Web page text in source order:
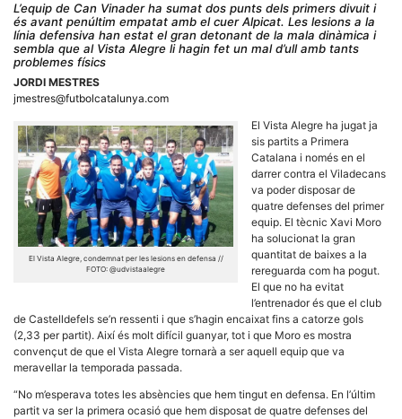
L’equip de Can Vinader ha sumat dos punts dels primers divuit i
és avant penúltim empatat amb el cuer Alpicat. Les lesions a la
línia defensiva han estat el gran detonant de la mala dinàmica i
sembla que al Vista Alegre li hagin fet un mal d’ull amb tants
problemes físics
JORDI MESTRES
jmestres@futbolcatalunya.com
El Vista Alegre, condemnat per les lesions en defensa //
FOTO: @udvistaalegre
El Vista Alegre ha jugat ja
sis partits a Primera
Catalana i només en el
darrer contra el Viladecans
va poder disposar de
quatre defenses del primer
equip. El tècnic Xavi Moro
ha solucionat la gran
quantitat de baixes a la
rereguarda com ha pogut.
El que no ha evitat
l’entrenador és que el club
de Castelldefels se’n ressenti i que s’hagin encaixat fins a catorze gols
(2,33 per partit). Així és molt difícil guanyar, tot i que Moro es mostra
convençut de que el Vista Alegre tornarà a ser aquell equip que va
meravellar la temporada passada.
“No m’esperava totes les absències que hem tingut en defensa. En l’últim
partit va ser la primera ocasió que hem disposat de quatre defenses del
Necessàries
Aquestes
cookies no
opcionals,
necessàries
per al
funcionament